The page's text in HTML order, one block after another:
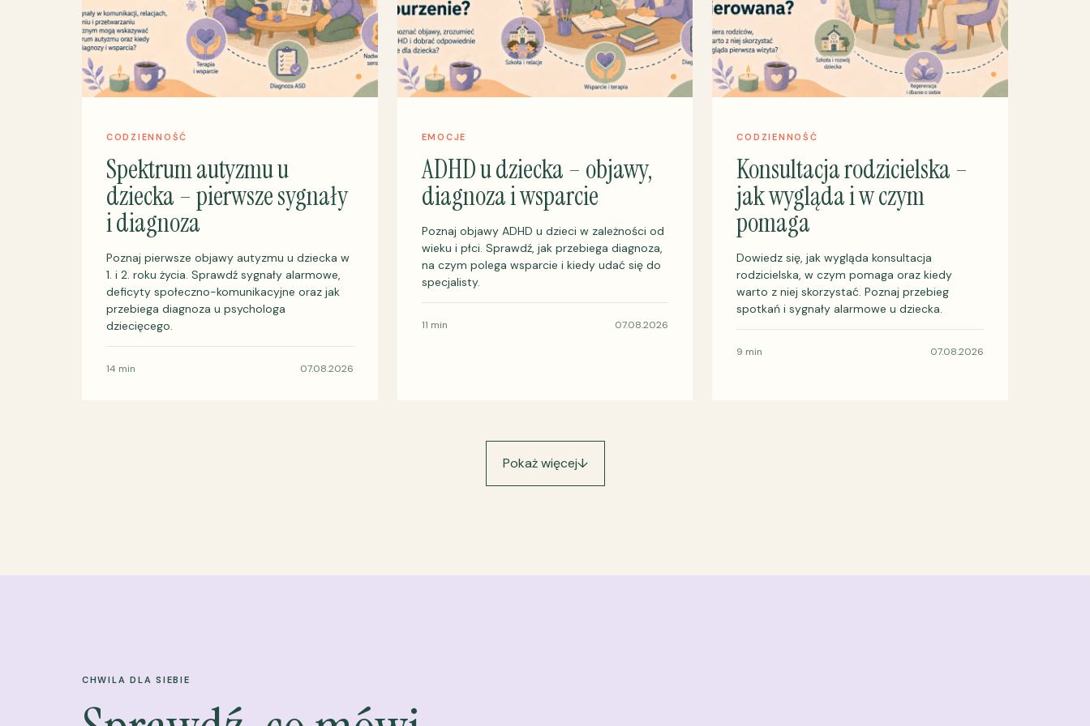
CODZIENNOŚĆ
Spektrum autyzmu u
dziecka – pierwsze sygnały
i diagnoza
Poznaj pierwsze objawy autyzmu u dziecka w
1. i 2. roku życia. Sprawdź sygnały alarmowe,
deficyty społeczno-komunikacyjne oraz jak
przebiega diagnoza u psychologa
dziecięcego.
14 min 07.08.2026
EMOCJE
ADHD u dziecka – objawy,
diagnoza i wsparcie
Poznaj objawy ADHD u dzieci w zależności od
wieku i płci. Sprawdź, jak przebiega diagnoza,
na czym polega wsparcie i kiedy udać się do
specjalisty.
11 min 07.08.2026
CODZIENNOŚĆ
Konsultacja rodzicielska –
jak wygląda i w czym
pomaga
Dowiedz się, jak wygląda konsultacja
rodzicielska, w czym pomaga oraz kiedy
warto z niej skorzystać. Poznaj przebieg
spotkań i sygnały alarmowe u dziecka.
9 min 07.08.2026
Pokaż więcej↓
CHWILA DLA SIEBIE